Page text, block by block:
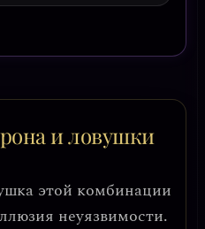
и ловушки
этой комбинации
неуязвимости.